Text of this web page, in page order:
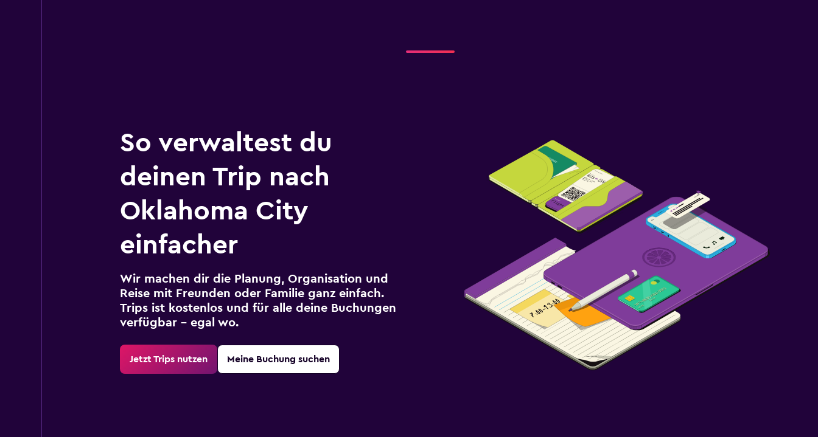
So verwaltest du
deinen Trip nach
Oklahoma City
einfacher
Wir machen dir die Planung, Organisation und
Reise mit Freunden oder Familie ganz einfach.
Trips ist kostenlos und für alle deine Buchungen
verfügbar – egal wo.
Jetzt Trips nutzen Meine Buchung suchen